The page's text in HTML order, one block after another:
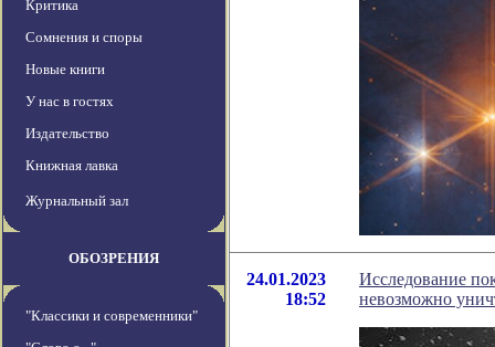
Критика
Сомнения и споры
Новые книги
У нас в гостях
Издательство
Книжная лавка
Журнальный зал
ОБОЗРЕНИЯ
"Классики и современники"
24.01.2023
18:52
Исследование
невозможно